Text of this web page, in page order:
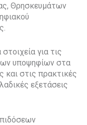
Θρησκευμάτων
για τις
υποψηφίων στα
και στις πρακτικές
εξετάσεις